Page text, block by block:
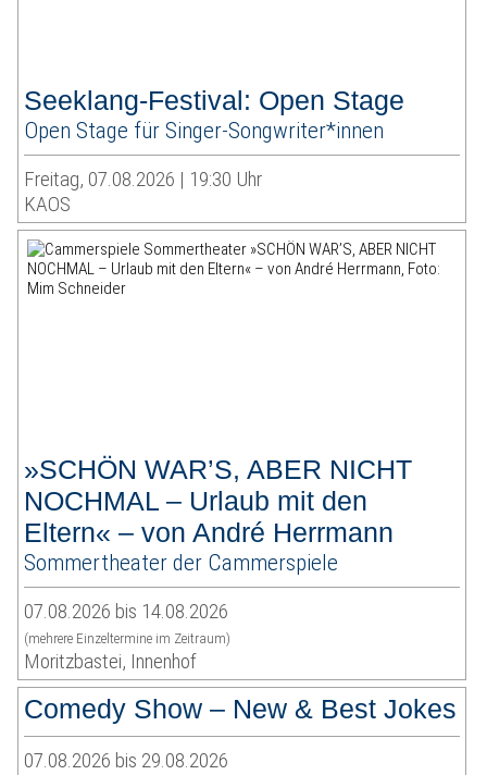
Seeklang-Festival: Open Stage
Open Stage für Singer-Songwriter*innen
Freitag, 07.08.2026 | 19:30 Uhr
KAOS
»SCHÖN WAR’S, ABER NICHT
NOCHMAL – Urlaub mit den
Eltern« – von André Herrmann
Sommertheater der Cammerspiele
07.08.2026 bis 14.08.2026
(mehrere Einzeltermine im Zeitraum)
Moritzbastei, Innenhof
Comedy Show – New & Best Jokes
07.08.2026 bis 29.08.2026